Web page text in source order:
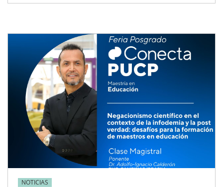
NOTICIAS